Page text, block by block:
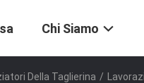
Chi Siamo
Della Taglierina /